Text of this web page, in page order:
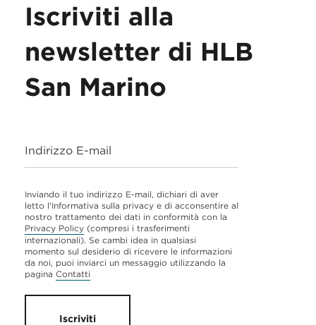
Iscriviti alla
newsletter di HLB
San Marino
Indirizzo E-mail
Inviando il tuo indirizzo E-mail, dichiari di aver
letto l'Informativa sulla privacy e di acconsentire al
nostro trattamento dei dati in conformità con la
Privacy Policy (compresi i trasferimenti
internazionali). Se cambi idea in qualsiasi
momento sul desiderio di ricevere le informazioni
da noi, puoi inviarci un messaggio utilizzando la
pagina Contatti
Iscriviti